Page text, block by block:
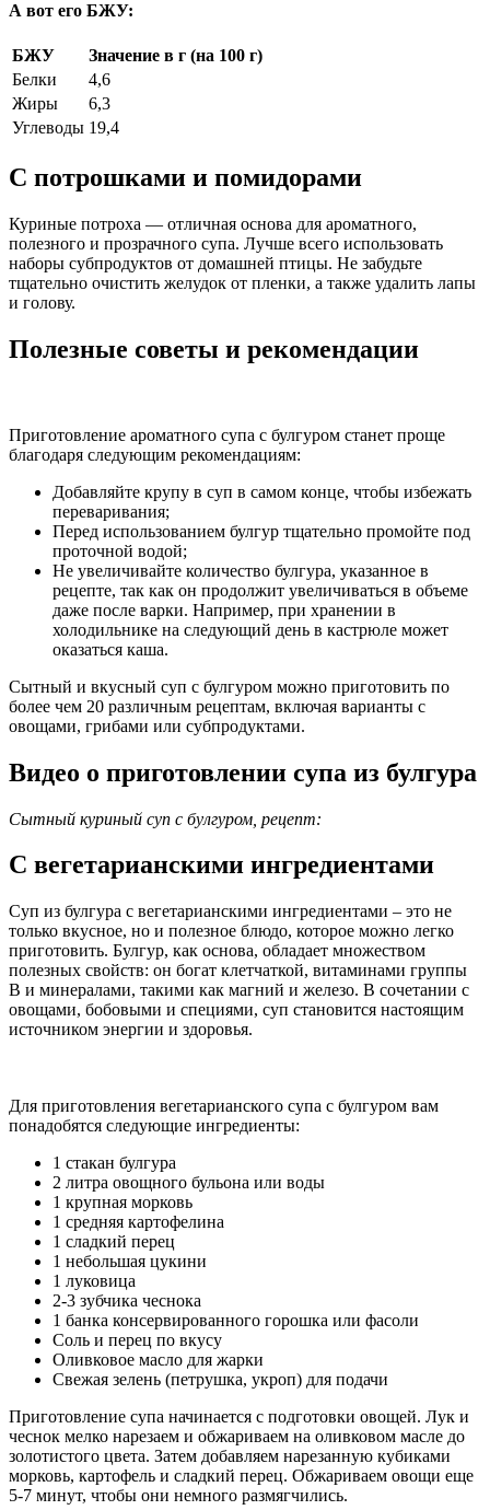
А вот его БЖУ:
БЖУ
Значение в г (на 100 г)
Белки
4,6
Жиры
6,3
Углеводы 19,4
С потрошками и помидорами
Куриные потроха — отличная основа для ароматного,
полезного и прозрачного супа. Лучше всего использовать
наборы субпродуктов от домашней птицы. Не забудьте
тщательно очистить желудок от пленки, а также удалить лапы
и голову.
Полезные советы и рекомендации
Приготовление ароматного супа с булгуром станет проще
благодаря следующим рекомендациям:
Добавляйте крупу в суп в самом конце, чтобы избежать
переваривания;
Перед использованием булгур тщательно промойте под
проточной водой;
Не увеличивайте количество булгура, указанное в
рецепте, так как он продолжит увеличиваться в объеме
даже после варки. Например, при хранении в
холодильнике на следующий день в кастрюле может
оказаться каша.
Сытный и вкусный суп с булгуром можно приготовить по
более чем 20 различным рецептам, включая варианты с
овощами, грибами или субпродуктами.
Видео о приготовлении супа из булгура
Сытный куриный суп с булгуром, рецепт:
С вегетарианскими ингредиентами
Суп из булгура с вегетарианскими ингредиентами – это не
только вкусное, но и полезное блюдо, которое можно легко
приготовить. Булгур, как основа, обладает множеством
полезных свойств: он богат клетчаткой, витаминами группы
B и минералами, такими как магний и железо. В сочетании с
овощами, бобовыми и специями, суп становится настоящим
источником энергии и здоровья.
Для приготовления вегетарианского супа с булгуром вам
понадобятся следующие ингредиенты:
1 стакан булгура
2 литра овощного бульона или воды
1 крупная морковь
1 средняя картофелина
1 сладкий перец
1 небольшая цукини
1 луковица
2-3 зубчика чеснока
1 банка консервированного горошка или фасоли
Соль и перец по вкусу
Оливковое масло для жарки
Свежая зелень (петрушка, укроп) для подачи
Приготовление супа начинается с подготовки овощей. Лук и
чеснок мелко нарезаем и обжариваем на оливковом масле до
золотистого цвета. Затем добавляем нарезанную кубиками
морковь, картофель и сладкий перец. Обжариваем овощи еще
5-7 минут, чтобы они немного размягчились.